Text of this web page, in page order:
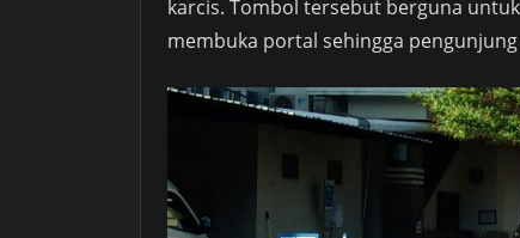
karcis. Tombol tersebut berguna
membuka portal sehingga